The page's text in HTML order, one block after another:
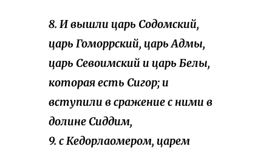
8. И вышли царь Содомский,
царь Гоморрский, царь Адмы,
царь Севоимский и царь Белы,
которая есть Сигор; и
вступили в сражение с ними в
долине Сиддим,
9. с Кедорлаомером, царем